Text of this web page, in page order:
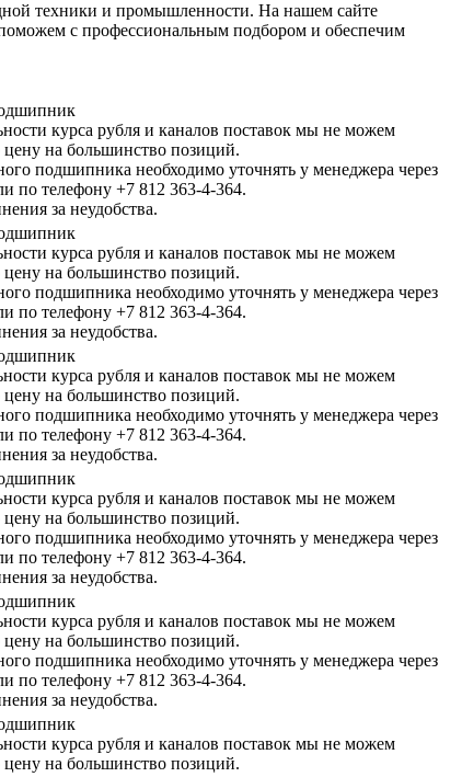
техники и промышленности. На нашем сайте
с профессиональным подбором и обеспечим
курса рубля и каналов поставок мы не можем
цену на большинство позиций.
подшипника необходимо уточнять у менеджера через
по телефону +7 812 363-4-364.
за неудобства.
курса рубля и каналов поставок мы не можем
цену на большинство позиций.
подшипника необходимо уточнять у менеджера через
по телефону +7 812 363-4-364.
за неудобства.
курса рубля и каналов поставок мы не можем
цену на большинство позиций.
подшипника необходимо уточнять у менеджера через
по телефону +7 812 363-4-364.
за неудобства.
курса рубля и каналов поставок мы не можем
цену на большинство позиций.
подшипника необходимо уточнять у менеджера через
по телефону +7 812 363-4-364.
за неудобства.
курса рубля и каналов поставок мы не можем
цену на большинство позиций.
подшипника необходимо уточнять у менеджера через
по телефону +7 812 363-4-364.
за неудобства.
курса рубля и каналов поставок мы не можем
цену на большинство позиций.